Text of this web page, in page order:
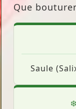
Que
Saule